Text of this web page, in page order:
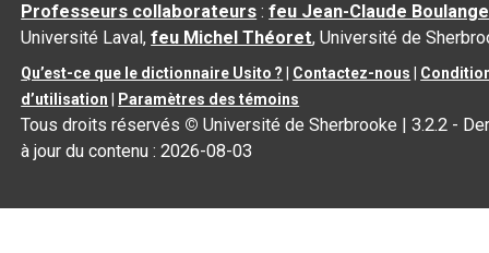
Professeurs collaborateurs :feu Jean-Claude
Université Laval,feu Michel Théoret, Université de
Qu’est-ce que le dictionnaire Usito ? Contactez-nous
d’utilisation
Paramètres des témoins
Tous droits réservés © Université de Sherbrooke |3.2.2 -
à jour du contenu :2026-08-03